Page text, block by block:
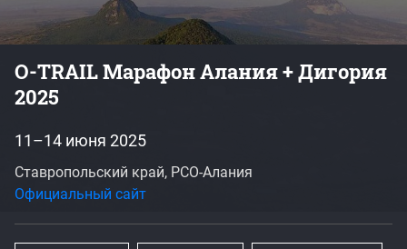
O-TRAIL Марафон Алания + Дигория
2025
11–14 июня 2025
Ставропольский край, РСО-Алания
Официальный сайт